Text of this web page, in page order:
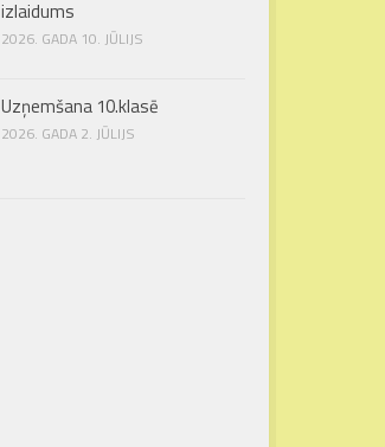
izlaidums
2026. GADA 10. JŪLIJS
Uzņemšana 10.klasē
2026. GADA 2. JŪLIJS